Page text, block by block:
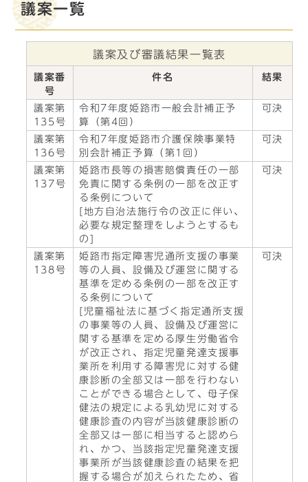
議案一覧
議案及び審議結果一覧表
議案番
号
件名 結果
議案第
135号
令和7年度姫路市一般会計補正予
算（第4回）
可決
議案第
136号
令和7年度姫路市介護保険事業特
別会計補正予算（第1回）
可決
議案第
137号
姫路市長等の損害賠償責任の一部
免責に関する条例の一部を改正す
る条例について
[地方自治法施行令の改正に伴い、
必要な規定整理をしようとするも
の]
可決
議案第
138号
姫路市指定障害児通所支援の事業
等の人員、設備及び運営に関する
基準を定める条例の一部を改正す
る条例について
[児童福祉法に基づく指定通所支援
の事業等の人員、設備及び運営に
関する基準を定める厚生労働省令
が改正され、指定児童発達支援事
業所を利用する障害児に対する健
康診断の全部又は一部を行わない
ことができる場合として、母子保
健法の規定による乳幼児に対する
健康診査の内容が当該健康診断の
全部又は一部に相当すると認めら
れ、かつ、当該指定児童発達支援
事業所が当該健康診査の結果を把
握する場合が加えられたため、省
可決